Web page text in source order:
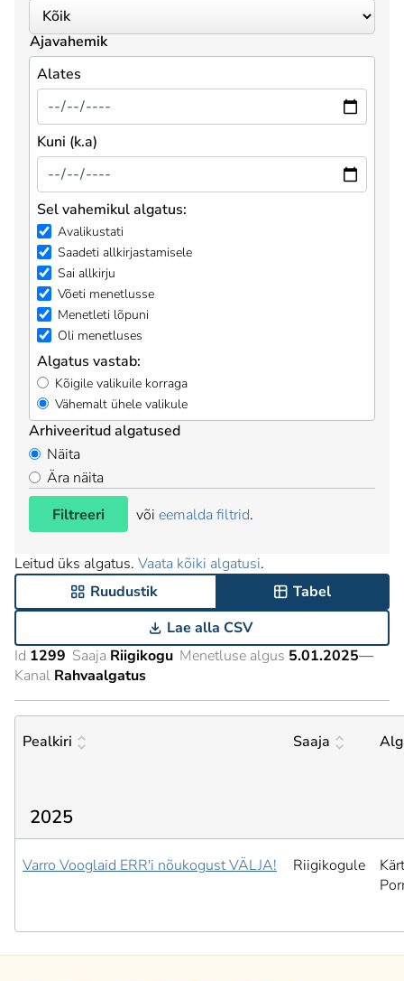
Ajavahemik
Alates
Kuni (k.a)
Sel vahemikul algatus:
Avalikustati
Saadeti allkirjastamisele
Sai allkirju
Võeti menetlusse
Menetleti lõpuni
Oli menetluses
Algatus vastab:
Kõigile valikuile korraga
Vähemalt ühele valikule
Arhiveeritud algatused
Näita
Ära näita
Filtreeri
või eemalda filtrid.
Leitud üks algatus. Vaata kõiki algatusi.
Ruudustik
Tabel
Lae alla CSV
Id 1299 Saaja Riigikogu Menetluse algus 5.01.2025—
Kanal Rahvaalgatus
Pealkiri Saaja
2025
Varro Vooglaid ERR'i nõukogust VÄLJA! Riigikogule
Kärt